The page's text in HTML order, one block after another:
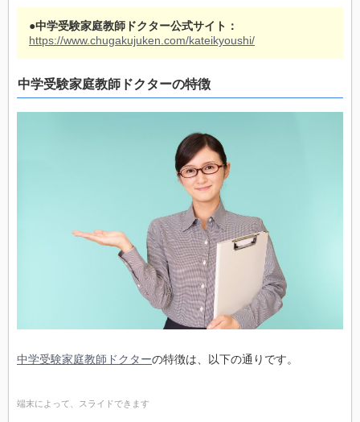
●中学受験家庭教師ドクター公式サイト：
https://www.chugakujuken.com/kateikyoushi/
中学受験家庭教師ドクターの特徴
中学受験家庭教師ドクターの特徴は、以下の通りです。
端末によって、スライドできます